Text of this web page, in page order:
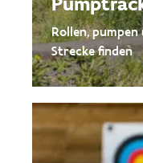
Rollen,
Strecke finden